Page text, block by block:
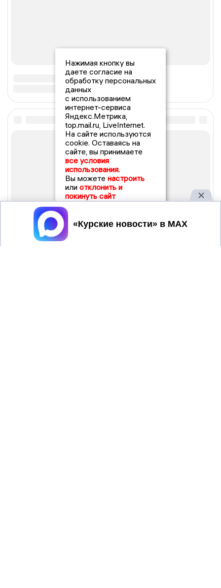
Нажимая кнопку вы
даете согласие на
обработку персональных
данных
с использованием
интернет-сервиса
Яндекс.Метрика,
top.mail.ru, LiveInternet.
На сайте используются
cookie. Оставаясь на
сайте, вы принимаете
все условия
использования.
Вы можете настроить
или отклонить и
покинуть сайт
Принять